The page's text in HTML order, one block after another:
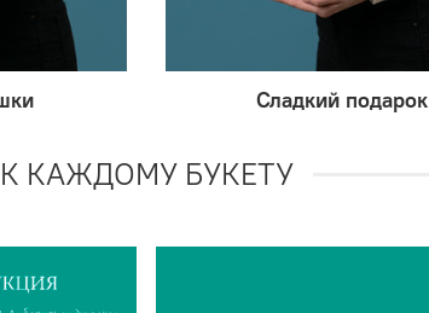
Сладкий подарок
К КАЖДОМУ БУКЕТУ